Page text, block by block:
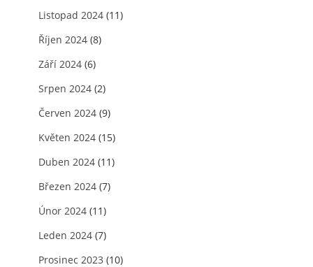
Listopad 2024 (11)
Říjen 2024 (8)
Září 2024 (6)
Srpen 2024 (2)
Červen 2024 (9)
Květen 2024 (15)
Duben 2024 (11)
Březen 2024 (7)
Únor 2024 (11)
Leden 2024 (7)
Prosinec 2023 (10)